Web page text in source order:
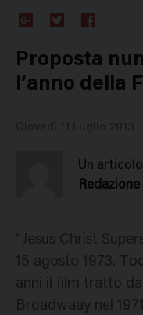
Plus
Proposta
l’anno della
Un
Redazione
“Jesus Christ
15 agosto 1973.
anni il film tratto
Broadwaay nel